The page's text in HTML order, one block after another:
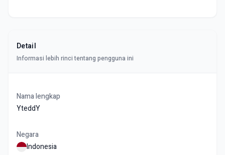
Detail
Informasi lebih rinci tentang pengguna ini
Nama lengkap
YteddY
Negara
Indonesia